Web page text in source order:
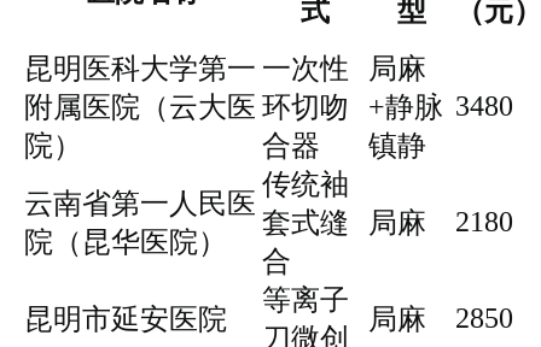
式
型
（元）
昆明医科大学第一
附属医院（云大医
院）
一次性
环切吻
合器
局麻
+静脉
镇静
3480
云南省第一人民医
院（昆华医院）
传统袖
套式缝
合
局麻 2180
昆明市延安医院
等离子
刀微创
局麻 2850